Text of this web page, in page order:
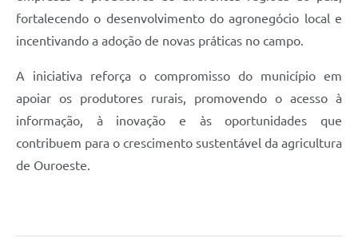
fortalecendo o desenvolvimento do agronegócio local e
incentivando a adoção de novas práticas no campo.
A iniciativa reforça o compromisso do município em
apoiar os produtores rurais, promovendo o acesso à
informação, à inovação e às oportunidades que
contribuem para o crescimento sustentável da agricultura
de Ouroeste.